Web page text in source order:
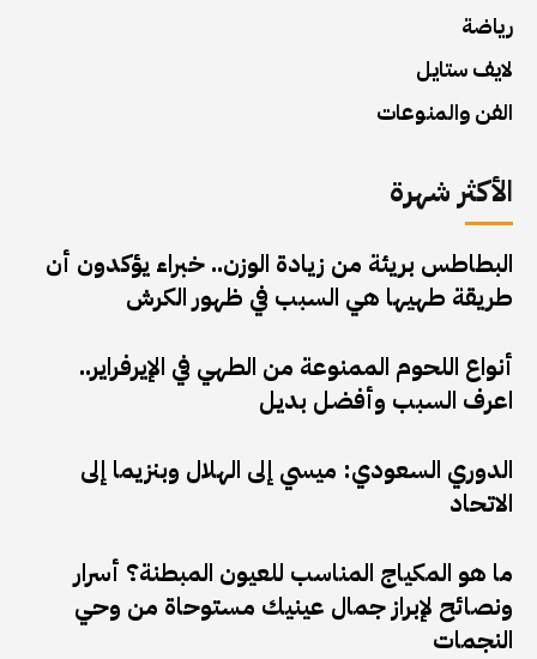
رياضة
لايف ستايل
الفن والمنوعات
الأكثر شهرة
البطاطس بريئة من زيادة الوزن.. خبراء يؤكدون أن
طريقة طهيها هي السبب في ظهور الكرش
أنواع اللحوم الممنوعة من الطهي في الإيرفراير..
اعرف السبب وأفضل بديل
الدوري السعودي: ميسي إلى الهلال وبنزيما إلى
الاتحاد
ما هو المكياج المناسب للعيون المبطنة؟ أسرار
ونصائح لإبراز جمال عينيك مستوحاة من وحي
النجمات